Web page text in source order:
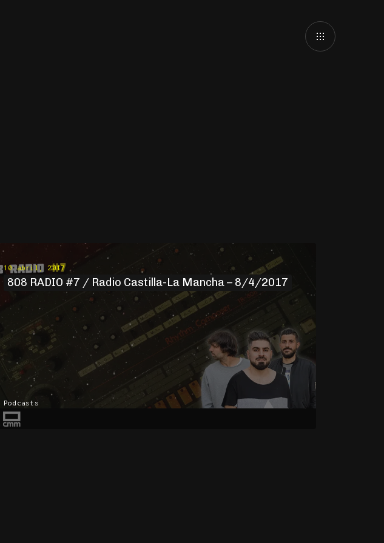
10 abril, 2017
808 RADIO #7 / Radio Castilla-La Mancha – 8/4/2017
Podcasts